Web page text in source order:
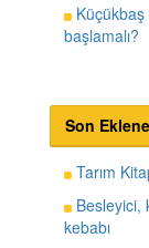
Küçükbaş
başlamalı?
Son
Tarım
Besleyici,
kebabı